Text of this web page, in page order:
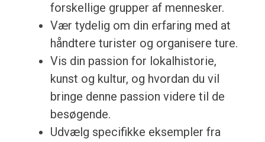
forskellige grupper af mennesker.
Vær tydelig om din erfaring med at
håndtere turister og organisere ture.
Vis din passion for lokalhistorie,
kunst og kultur, og hvordan du vil
bringe denne passion videre til de
besøgende.
Udvælg specifikke eksempler fra